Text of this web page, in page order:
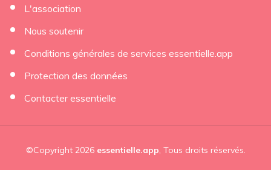
L'association
Nous soutenir
Conditions générales de services essentielle.app
Protection des données
Contacter essentielle
©Copyright 2026 essentielle.app, Tous droits réservés.